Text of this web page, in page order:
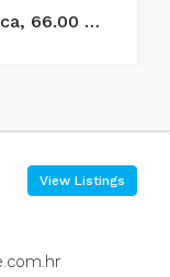
BEZ PROVIZIJE – Stan: Brodarica, 66.00 m2, novogradnja
View Listings